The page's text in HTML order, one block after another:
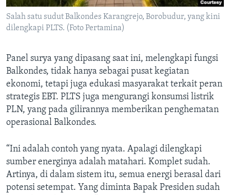
Salah satu sudut Balkondes Karangrejo, Borobudur, yang kini
dilengkapi PLTS. (Foto Pertamina)
Panel surya yang dipasang saat ini, melengkapi fungsi
Balkondes, tidak hanya sebagai pusat kegiatan
ekonomi, tetapi juga edukasi masyarakat terkait peran
strategis EBT. PLTS juga mengurangi konsumsi listrik
PLN, yang pada gilirannya memberikan penghematan
operasional Balkondes.
“Ini adalah contoh yang nyata. Apalagi dilengkapi
sumber energinya adalah matahari. Komplet sudah.
Artinya, di dalam sistem itu, semua energi berasal dari
potensi setempat. Yang diminta Bapak Presiden sudah